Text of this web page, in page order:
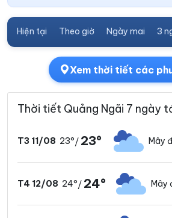
Hiện tại Theo giờ Ngày mai 3
Xem thời tiết các
Thời tiết Quảng Ngãi 7 ngày
T3 11/08 23°/ 23° Mây
T4 12/08 24°/ 24° Mây